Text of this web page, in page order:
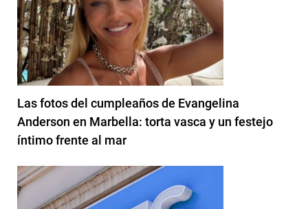
Las fotos del cumpleaños de Evangelina
Anderson en Marbella: torta vasca y un festejo
íntimo frente al mar